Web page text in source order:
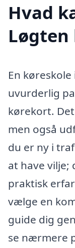
Hvad
En
uvurderlig
kørekort.
men også
du er ny i
at have vilje;
praktisk
vælge en
guide dig
se nærmere